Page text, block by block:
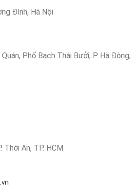
Đình, Hà Nội
Phố Bạch Thái Bưởi, P. Hà Đông,
Thới An, TP. HCM